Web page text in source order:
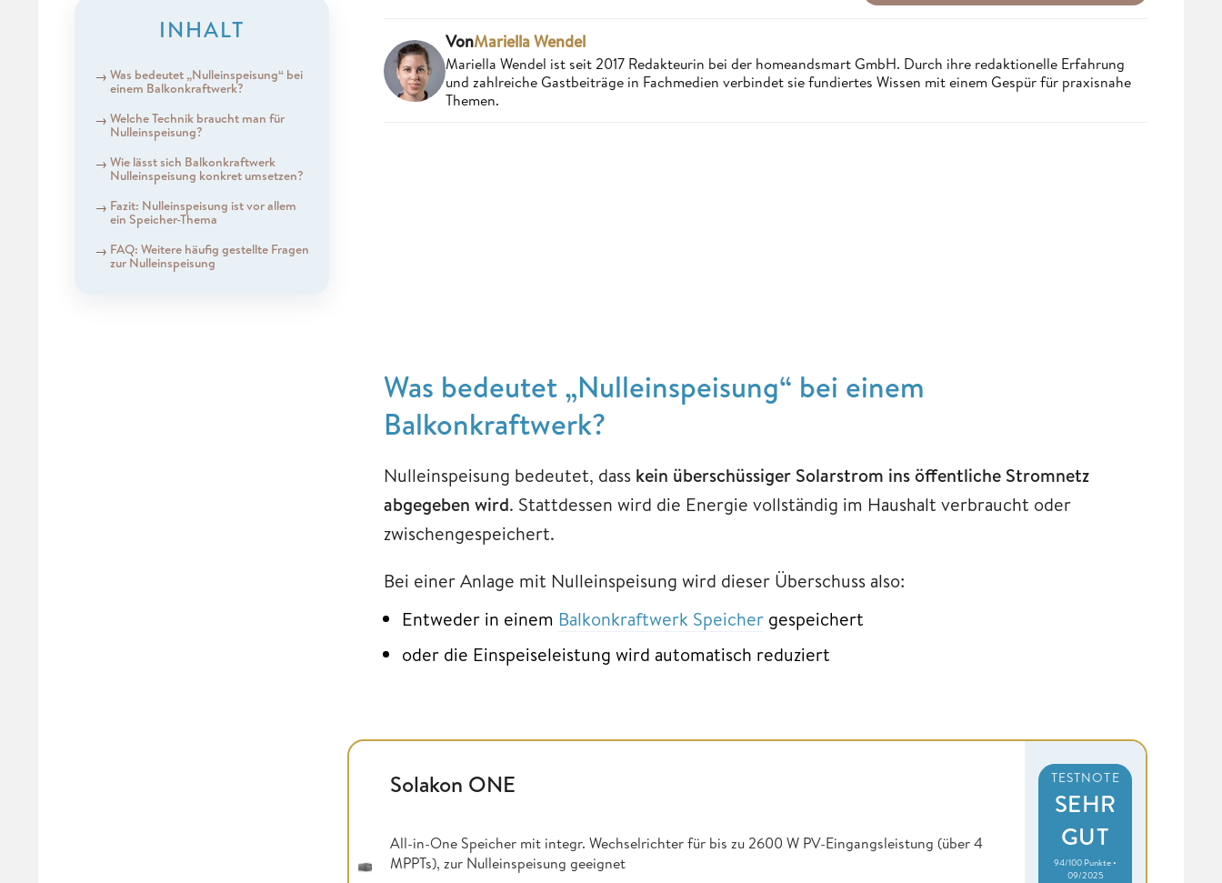
INHALT
Was bedeutet „Nulleinspeisung“ bei
einem Balkonkraftwerk?
Welche Technik braucht man für
Nulleinspeisung?
Wie lässt sich Balkonkraftwerk
Nulleinspeisung konkret umsetzen?
Fazit: Nulleinspeisung ist vor allem
ein Speicher-Thema
FAQ: Weitere häufig gestellte Fragen
zur Nulleinspeisung
VonMariella Wendel
Mariella Wendel ist seit 2017 Redakteurin bei der homeandsmart GmbH. Durch ihre redaktionelle Erfahrung
und zahlreiche Gastbeiträge in Fachmedien verbindet sie fundiertes Wissen mit einem Gespür für praxisnahe
Themen.
Was bedeutet „Nulleinspeisung“ bei einem
Balkonkraftwerk?
Nulleinspeisung bedeutet, dass kein überschüssiger Solarstrom ins öffentliche Stromnetz
abgegeben wird. Stattdessen wird die Energie vollständig im Haushalt verbraucht oder
zwischengespeichert.
Bei einer Anlage mit Nulleinspeisung wird dieser Überschuss also:
Entweder in einem Balkonkraftwerk Speicher gespeichert
oder die Einspeiseleistung wird automatisch reduziert
Solakon ONE
All-in-One Speicher mit integr. Wechselrichter für bis zu 2600 W PV-Eingangsleistung (über 4
MPPTs), zur Nulleinspeisung geeignet
TESTNOTE
SEHR
GUT
94/100 Punkte •
09/2025